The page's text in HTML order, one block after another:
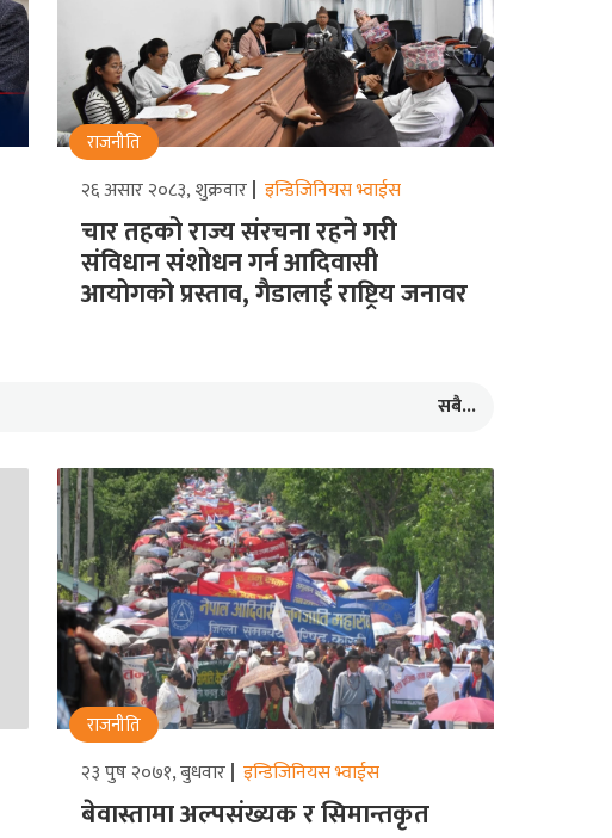
राजनीति
२६ असार २०८३, शुक्रवार इन्डिजिनियस भ्वाईस
चार तहको राज्य संरचना रहने गरीे
संविधान संशोधन गर्न आदिवासी
आयोगको प्रस्ताव, गैडालाई राष्ट्रिय जनावर
सबै...
राजनीति
२३ पुष २०७१, बुधवार इन्डिजिनियस भ्वाईस
बेवास्तामा अल्पसंख्यक र सिमान्तकृत